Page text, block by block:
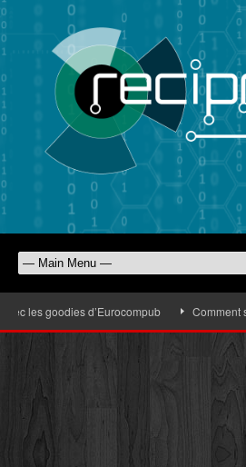
les goodies d’Eurocompub Comment